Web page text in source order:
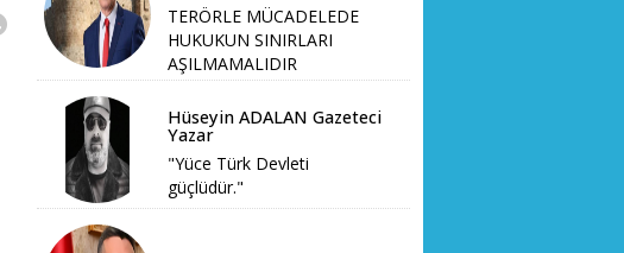
TERÖRLE MÜCADELEDE
HUKUKUN SINIRLARI
AŞILMAMALIDIR
Hüseyin ADALAN Gazeteci
Yazar
"Yüce Türk Devleti
güçlüdür."